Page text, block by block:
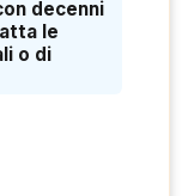
decenni
le
o di